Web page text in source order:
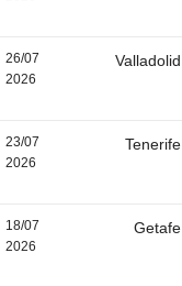
26/07
2026
Valladolid
23/07
2026
Tenerife
18/07
2026
Getafe